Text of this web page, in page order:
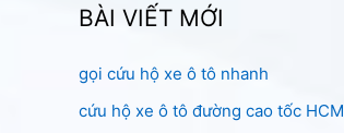
k
ế
m
BÀI VIẾT MỚI
gọi cứu hộ xe ô tô nhanh
cứu hộ xe ô tô đường cao tốc HCM